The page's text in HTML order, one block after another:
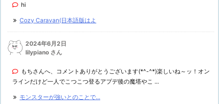
hi
Cozy Caravan(日本語版はよ
2024年6月2日
lilypiano さん
もちさんへ、コメントありがとうございます(*^-^*)楽しいね～ッ！オン
ラインだけど一人でこつこつ登るアプデ後の魔塔やこ ...
モンスターが強いとのことで...